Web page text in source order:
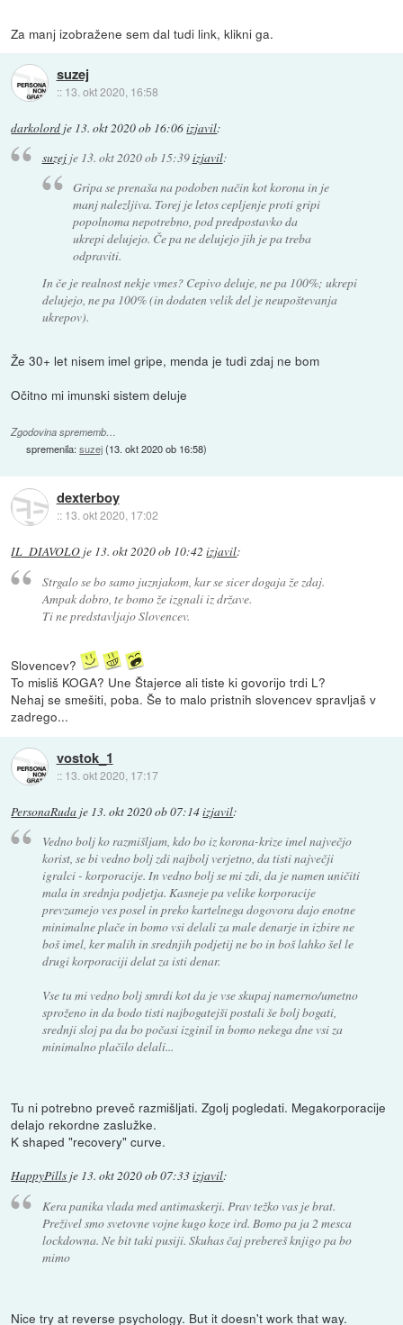
Za manj izobražene sem dal tudi link, klikni ga.
suzej
:: 13. okt 2020, 16:58
darkolord je 13. okt 2020 ob 16:06izjavil:
suzejje 13. okt 2020 ob 15:39izjavil:
Gripa se prenaša na podoben način kot korona in je
manj nalezljiva. Torej je letos cepljenje proti gripi
popolnoma nepotrebno, pod predpostavko da
ukrepi delujejo. Če pa ne delujejo jih je pa treba
odpraviti.
In če je realnost nekje vmes? Cepivo deluje, ne pa 100%; ukrepi
delujejo, ne pa 100% (in dodaten velik del je neupoštevanja
ukrepov).
Že 30+ let nisem imel gripe, menda je tudi zdaj ne bom
Očitno mi imunski sistem deluje
Zgodovina sprememb…
spremenila:suzej(13. okt 2020 ob 16:58)
dexterboy
:: 13. okt 2020, 17:02
IL_DIAVOLO je 13. okt 2020 ob 10:42 izjavil:
Strgalo se bo samo juznjakom, kar se sicer dogaja že zdaj.
Ampak dobro, te bomo že izgnali iz države.
Ti ne predstavljajo Slovencev.
Slovencev?
To misliš KOGA? Une Štajerce ali tiste ki govorijo trdi L?
Nehaj se smešiti, poba. Še to malo pristnih slovencev spravljaš v
zadrego...
vostok_1
:: 13. okt 2020, 17:17
PersonaRuda je 13. okt 2020 ob 07:14izjavil:
Vedno bolj ko razmišljam, kdo bo iz korona-krize imel največjo
korist, se bi vedno bolj zdi najbolj verjetno, da tisti največji
igralci - korporacije. In vedno bolj se mi zdi, da je namen uničiti
mala in srednja podjetja. Kasneje pa velike korporacije
prevzamejo ves posel in preko kartelnega dogovora dajo enotne
minimalne plače in bomo vsi delali za male denarje in izbire ne
boš imel, ker malih in srednjih podjetij ne bo in boš lahko šel le
drugi korporaciji delat za isti denar.
Vse tu mi vedno bolj smrdi kot da je vse skupaj namerno/umetno
sproženo in da bodo tisti najbogatejši postali še bolj bogati,
srednji sloj pa da bo počasi izginil in bomo nekega dne vsi za
minimalno plačilo delali...
Tu ni potrebno preveč razmišljati. Zgolj pogledati. Megakorporacije
delajo rekordne zaslužke.
K shaped "recovery" curve.
HappyPills je 13. okt 2020 ob 07:33izjavil:
Kera panika vlada med antimaskerji. Prav težko vas je brat.
Preživel smo svetovne vojne kugo koze ird. Bomo pa ja 2 mesca
lockdowna. Ne bit taki pusiji. Skuhas čaj prebereš knjigo pa bo
mimo
Nice try at reverse psychology. But it doesn't work that way.